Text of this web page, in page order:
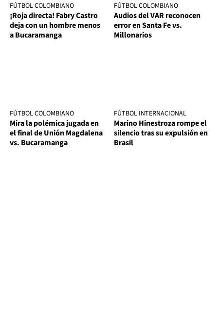
FÚTBOL COLOMBIANO
¡Roja directa! Fabry Castro
deja con un hombre menos
a Bucaramanga
FÚTBOL COLOMBIANO
Audios del VAR reconocen
error en Santa Fe vs.
Millonarios
FÚTBOL COLOMBIANO
Mira la polémica jugada en
el final de Unión Magdalena
vs. Bucaramanga
FÚTBOL INTERNACIONAL
Marino Hinestroza rompe el
silencio tras su expulsión en
Brasil